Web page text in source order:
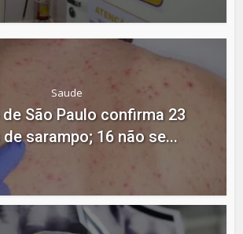
Saude
São Paulo confirma 23
sarampo; 16 não se...